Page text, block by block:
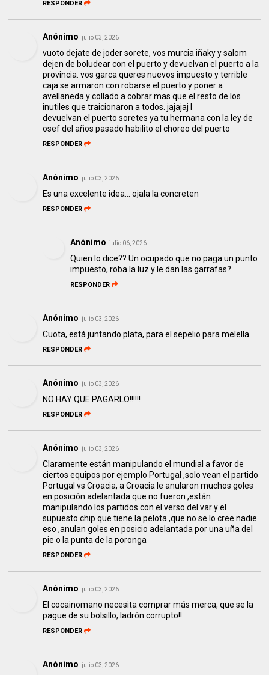
RESPONDER
Anónimo julio 03, 2026
vuoto dejate de joder sorete, vos murcia iñaky y salom
dejen de boludear con el puerto y devuelvan el puerto a la
provincia. vos garca queres nuevos impuesto y terrible
caja se armaron con robarse el puerto y poner a
avellaneda y collado a cobrar mas que el resto de los
inutiles que traicionaron a todos. jajajaj l
devuelvan el puerto soretes ya tu hermana con la ley de
osef del años pasado habilito el choreo del puerto
RESPONDER
Anónimo julio 03, 2026
Es una excelente idea... ojala la concreten
RESPONDER
Anónimo julio 06, 2026
Quien lo dice?? Un ocupado que no paga un punto
impuesto, roba la luz y le dan las garrafas?
RESPONDER
Anónimo julio 03, 2026
Cuota, está juntando plata, para el sepelio para melella
RESPONDER
Anónimo julio 03, 2026
NO HAY QUE PAGARLO!!!!!!
RESPONDER
Anónimo julio 03, 2026
Claramente están manipulando el mundial a favor de
ciertos equipos por ejemplo Portugal ,solo vean el partido
Portugal vs Croacia, a Croacia le anularon muchos goles
en posición adelantada que no fueron ,están
manipulando los partidos con el verso del var y el
supuesto chip que tiene la pelota ,que no se lo cree nadie
eso ,anulan goles en posicio adelantada por una uña del
pie o la punta de la poronga
RESPONDER
Anónimo julio 03, 2026
El cocainomano necesita comprar más merca, que se la
pague de su bolsillo, ladrón corrupto!!
RESPONDER
Anónimo julio 03, 2026